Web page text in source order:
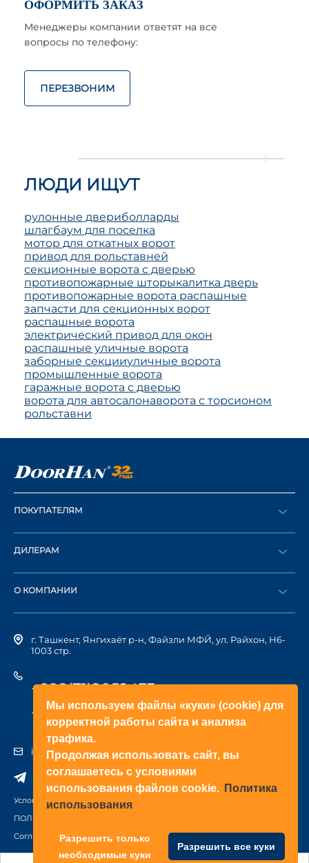
Мы используем файлы «куки» (cookie) для
корректной работы сайта и анализа
трафика.
Продолжая использовать сайт, вы
соглашаетесь с условиями
использования файлов cookie. Политика
использования
Разрешить только
необходимые куки
Разрешить все куки
ОФОРМИТЬ ЗАКАЗ
Менеджеры компании ответят на все
вопросы по телефону:
ПЕРЕЗВОНИМ
ЛЮДИ ИЩУТ
рулонные двериболларды
шлагбаум для поселка
мотор для откатных ворот
привод для рольставней
секционные ворота с дверью
противопожарные шторыкалитка дверь
противопожарные ворота распашные
запчасти для секционных ворот
распашные ворота
электрический привод для окон
распашные уличные ворота
заборные секцииуличные ворота
промышленные ворота
гаражные ворота с дверью
ворота для автосалонаворота с торсионом
рольставни
ПОКУПАТЕЛЯМ
Оформить заказ
Каталог
ДИЛЕРАМ
Стать дилером
О КОМПАНИИ
История компании
г. Ташкент, Янгихаёт р-н, Файзли МФЙ, ул. Райхон, Н6-
1003 стр.
+998(71)2052433
+998(71)2052422
info@doorhan.uz
Условия использования сайта
ПОЛИТИКА КОНФИДЕНЦИАЛЬНОСТИ
Соглашение на обработку персональных данных